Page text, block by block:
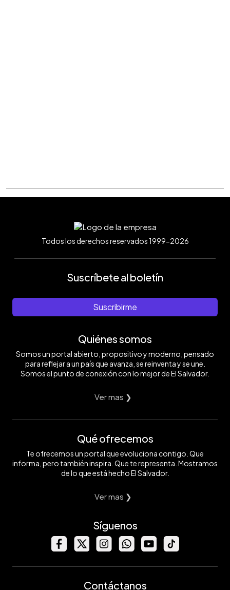
Todos los derechos reservados 1999-2026
Suscríbete al boletín
Suscribirme
Quiénes somos
Somos un portal abierto, propositivo y moderno, pensado
para reflejar a un país que avanza, se reinventa y se une.
Somos el punto de conexión con lo mejor de El Salvador.
Ver mas ❯
Qué ofrecemos
Te ofrecemos un portal que evoluciona contigo. Que
informa, pero también inspira. Que te representa. Mostramos
de lo que está hecho El Salvador.
Ver mas ❯
Síguenos
Contáctanos